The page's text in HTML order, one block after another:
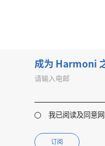
成为 Harmoni
请输入电邮
我已阅读及同意
订阅